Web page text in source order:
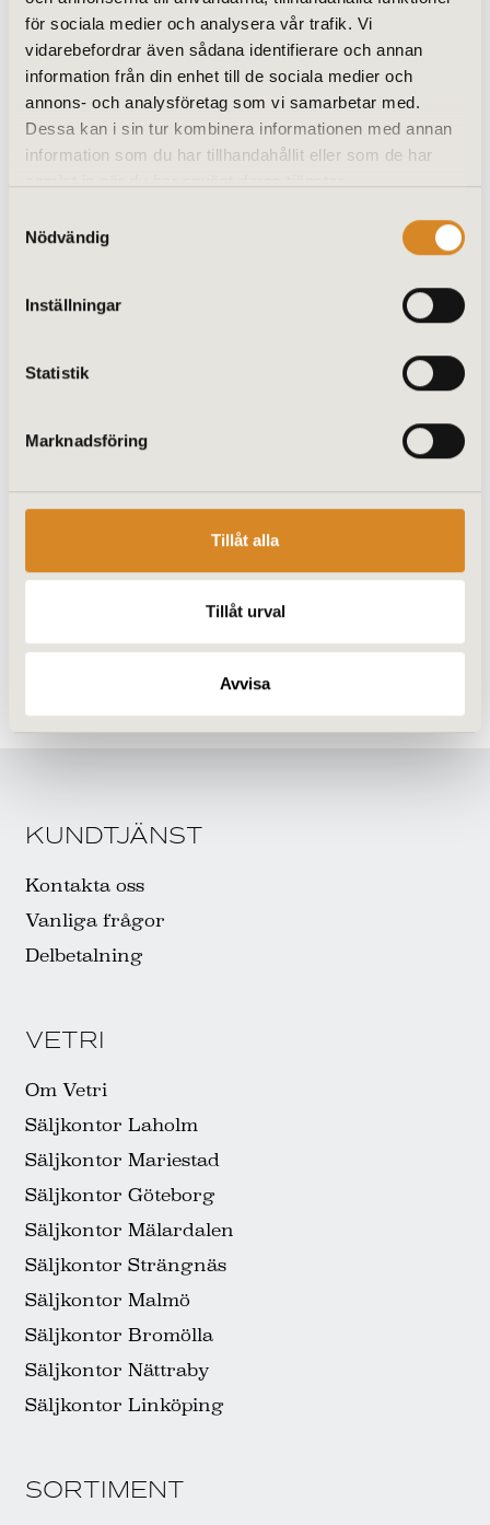
för sociala medier och analysera vår trafik. Vi
vidarebefordrar även sådana identifierare och annan
information från din enhet till de sociala medier och
annons- och analysföretag som vi samarbetar med.
Dessa kan i sin tur kombinera informationen med annan
information som du har tillhandahållit eller som de har
Nödvändig
Inställningar
Statistik
Marknadsföring
Tillåt alla
Tillåt urval
Avvisa
KUNDTJÄNST
Kontakta oss
Vanliga frågor
Delbetalning
VETRI
Om Vetri
Säljkontor Laholm
Säljkontor Mariestad
Säljkontor Göteborg
Säljkontor Mälardalen
Säljkontor Strängnäs
Säljkontor Malmö
Säljkontor Bromölla
Säljkontor Nättraby
Säljkontor Linköping
SORTIMENT